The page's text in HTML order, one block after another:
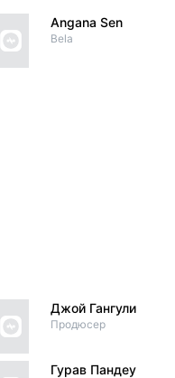
Angana Sen
Bela
Джой Гангули
Продюсер
Гурав Пандеу